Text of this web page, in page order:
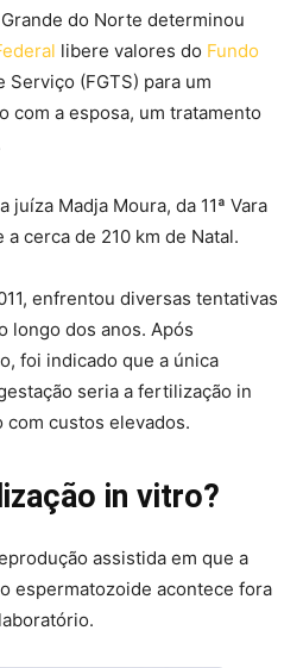
do Norte determinou
libere valores do Fundo
Serviço (FGTS) para um
com a esposa, um tratamento
juíza Madja Moura, da 11ª Vara
cerca de 210 km de Natal.
enfrentou diversas tentativas
longo dos anos. Após
foi indicado que a única
seria a fertilização in
custos elevados.
in vitro?
assistida em que a
espermatozoide acontece fora